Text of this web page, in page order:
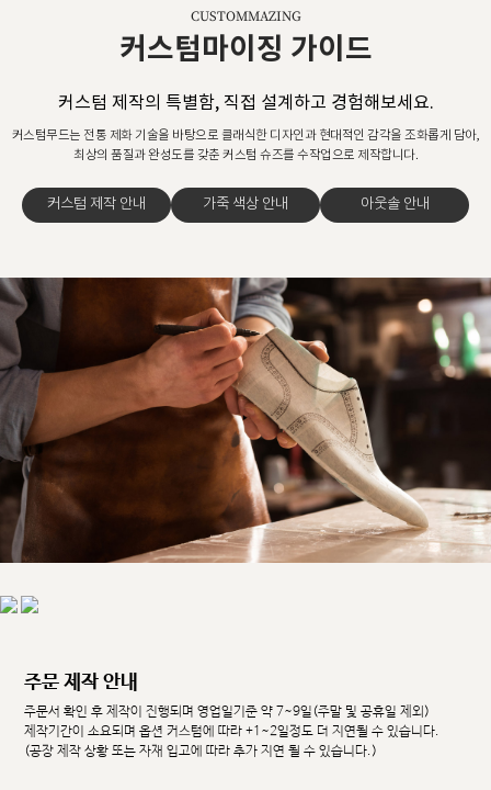
CUSTOMMAZING
커스텀마이징 가이드
커스텀 제작의 특별함, 직접 설계하고 경험해보세요.
커스텀무드는 전통 제화 기술을 바탕으로 클래식한 디자인과 현대적인 감각을 조화롭게 담아,
최상의 품질과 완성도를 갖춘 커스텀 슈즈를 수작업으로 제작합니다.
커스텀 제작 안내 가죽 색상 안내 아웃솔 안내
주문 제작 안내
주문서 확인 후 제작이 진행되며 영업일기준 약 7~9일(주말 및 공휴일 제외)
제작기간이 소요되며 옵션 커스텀에 따라 +1~2일정도 더 지연될 수 있습니다.
(공장 제작 상황 또는 자재 입고에 따라 추가 지연 될 수 있습니다.)